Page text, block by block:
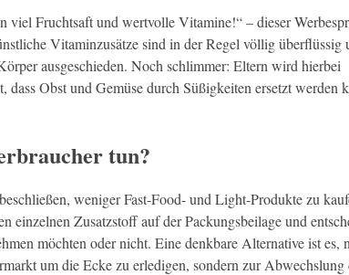
viel Fruchtsaft und wertvolle Vitamine!“ – dieser
Vitaminzusätze sind in der Regel völlig überflüssig
ausgeschieden. Noch schlimmer: Eltern wird hierbei
dass Obst und Gemüse durch Süßigkeiten ersetzt werden
tun?
weniger Fast-Food- und Light-Produkte zu
einzelnen Zusatzstoff auf der Packungsbeilage und
möchten oder nicht. Eine denkbare Alternative ist es,
um die Ecke zu erledigen, sondern zur Abwechslung